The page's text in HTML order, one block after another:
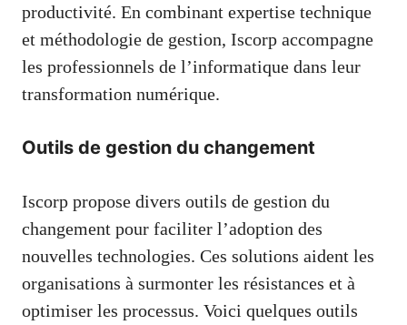
productivité. En combinant expertise technique
et méthodologie de gestion, Iscorp accompagne
les professionnels de l’informatique dans leur
transformation numérique.
Outils de gestion du changement
Iscorp propose divers outils de gestion du
changement pour faciliter l’adoption des
nouvelles technologies. Ces solutions aident les
organisations à surmonter les résistances et à
optimiser les processus. Voici quelques outils